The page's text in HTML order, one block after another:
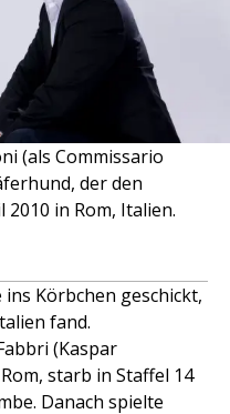
(als Commissario
der den
2010 in Rom, Italien.
Körbchen geschickt,
fand.
(Kaspar
starb in Staffel 14
Danach spielte